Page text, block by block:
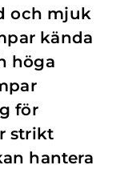
och mjuk
kända
höga
för
strikt
hantera